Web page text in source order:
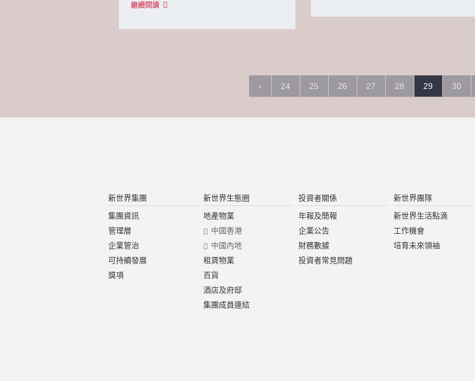
繼續閱讀
‹ 24 25 26 27 28 29 30
新世界集團
集團資訊
管理層
企業管治
可持續發展
獎項
新世界生態圈
地產物業
中國香港
中國內地
租賃物業
百貨
酒店及府邸
集團成員連結
投資者關係
年報及簡報
企業公告
財務數據
投資者常見問題
新世界團隊
新世界生活點滴
工作機會
培育未來領袖